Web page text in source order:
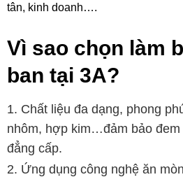
tân, kinh doanh….
Vì sao chọn làm
ban tại 3A?
Chất liệu đa dạng, phong
nhôm, hợp kim…đảm bảo đem
đẳng cấp.
Ứng dụng công nghệ ăn